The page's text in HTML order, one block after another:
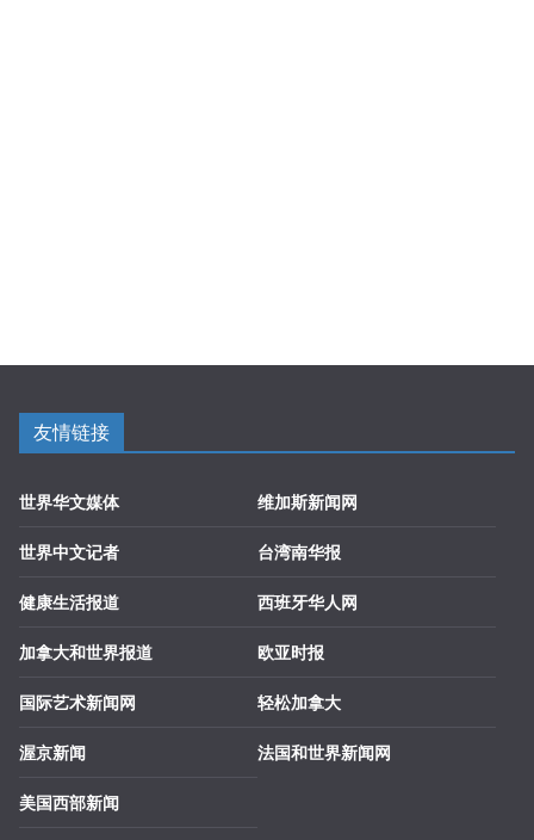
友情链接
世界华文媒体
世界中文记者
健康生活报道
加拿大和世界报道
国际艺术新闻网
渥京新闻
美国西部新闻
维加斯新闻网
台湾南华报
西班牙华人网
欧亚时报
轻松加拿大
法国和世界新闻网